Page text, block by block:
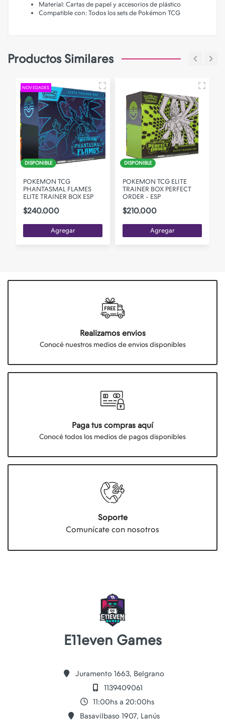
Material: Cartas de papel y accesorios de plástico
Compatible con: Todos los sets de Pokémon TCG
Productos Similares
NOVEDADES
DISPONIBLE
POKEMON TCG
PHANTASMAL FLAMES
ELITE TRAINER BOX ESP
$240.000
Agregar
DISPONIBLE
POKEMON TCG ELITE
TRAINER BOX PERFECT
ORDER - ESP
$210.000
Agregar
Realizamos envios
Conocé nuestros medios de envios disponibles
Paga tus compras aquí
Conocé todos los medios de pagos disponibles
Soporte
Comunícate con nosotros
E11even Games
Juramento 1663, Belgrano
1139409061
11:00hs a 20:00hs
Basavilbaso 1907, Lanús